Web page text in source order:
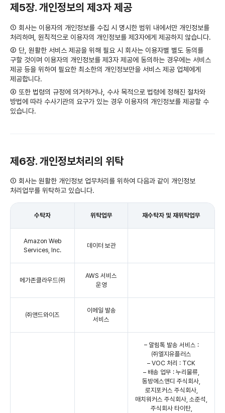
제5장. 개인정보의 제3자 제공
① 회사는 이용자의 개인정보를 수집 시 명시한 범위 내에서만 개인정보를
처리하며, 원칙적으로 이용자의 개인정보를 제3자에게 제공하지 않습니다.
② 단, 원활한 서비스 제공을 위해 필요 시 회사는 이용자별 별도 동의를
구할 것이며 이용자의 개인정보를 제3자 제공에 동의하는 경우에는 서비스
제공 등을 위하여 필요한 최소한의 개인정보만을 서비스 제공 업체에게
제공합니다.
③ 또한 법령의 규정에 의거하거나, 수사 목적으로 법령에 정해진 절차와
방법에 따라 수사기관의 요구가 있는 경우 이용자의 개인정보를 제공할 수
있습니다.
제6장. 개인정보처리의 위탁
① 회사는 원활한 개인정보 업무처리를 위하여 다음과 같이 개인정보
처리업무를 위탁하고 있습니다.
수탁자 위탁업무 재수탁자 및 재위탁업무
Amazon Web
Services, Inc.
데이터 보관
메가존클라우드㈜
AWS 서비스
운영
㈜앤드와이즈
이메일 발송
서비스
– 알림톡 발송 서비스 :
㈜엘지유플러스
– VOC 처리 : TCK
– 배송 업무 : 누리물류,
동방에스앤디 주식회사,
로지포커스 주식회사,
매치워커스 주식회사, 소준석,
주식회사 타이탄,